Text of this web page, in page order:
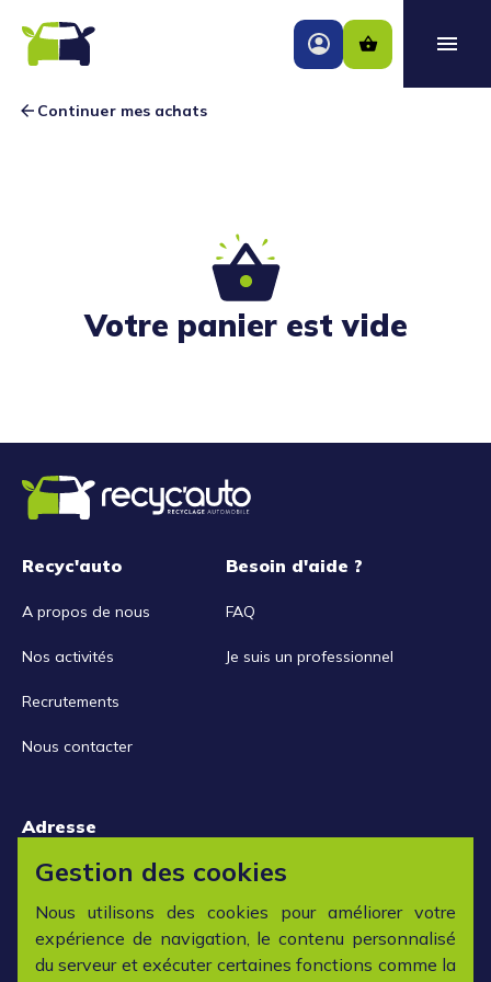
Continuer mes achats
Votre panier est vide
Recyc'auto
A propos de nous
Nos activités
Recrutements
Nous contacter
Besoin d'aide ?
FAQ
Je suis un professionnel
Adresse
15 rue de la Libération
42152 L'horme
Horaires
Gestion des cookies
Nous utilisons des cookies pour améliorer votre
expérience de navigation, le contenu personnalisé
du serveur et exécuter certaines fonctions comme la